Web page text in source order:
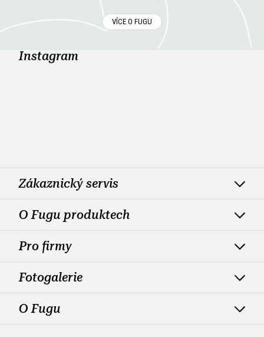
VÍCE O FUGU
Instagram
Zákaznický servis
O Fugu produktech
Pro firmy
Fotogalerie
O Fugu